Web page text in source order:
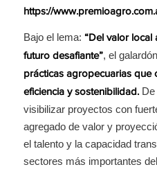
https://
Bajo el lema: “Del valor local
futuro desafiante”, el
prácticas agropecuarias que
eficiencia y sostenibilidad.De
visibilizar proyectos con
agregado de valor y
el talento y la capacidad
sectores más importantes